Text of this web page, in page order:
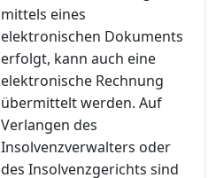
mittels eines
elektronischen Dokuments
erfolgt, kann auch eine
elektronische Rechnung
übermittelt werden. Auf
Verlangen des
Insolvenzverwalters oder
des Insolvenzgerichts sind